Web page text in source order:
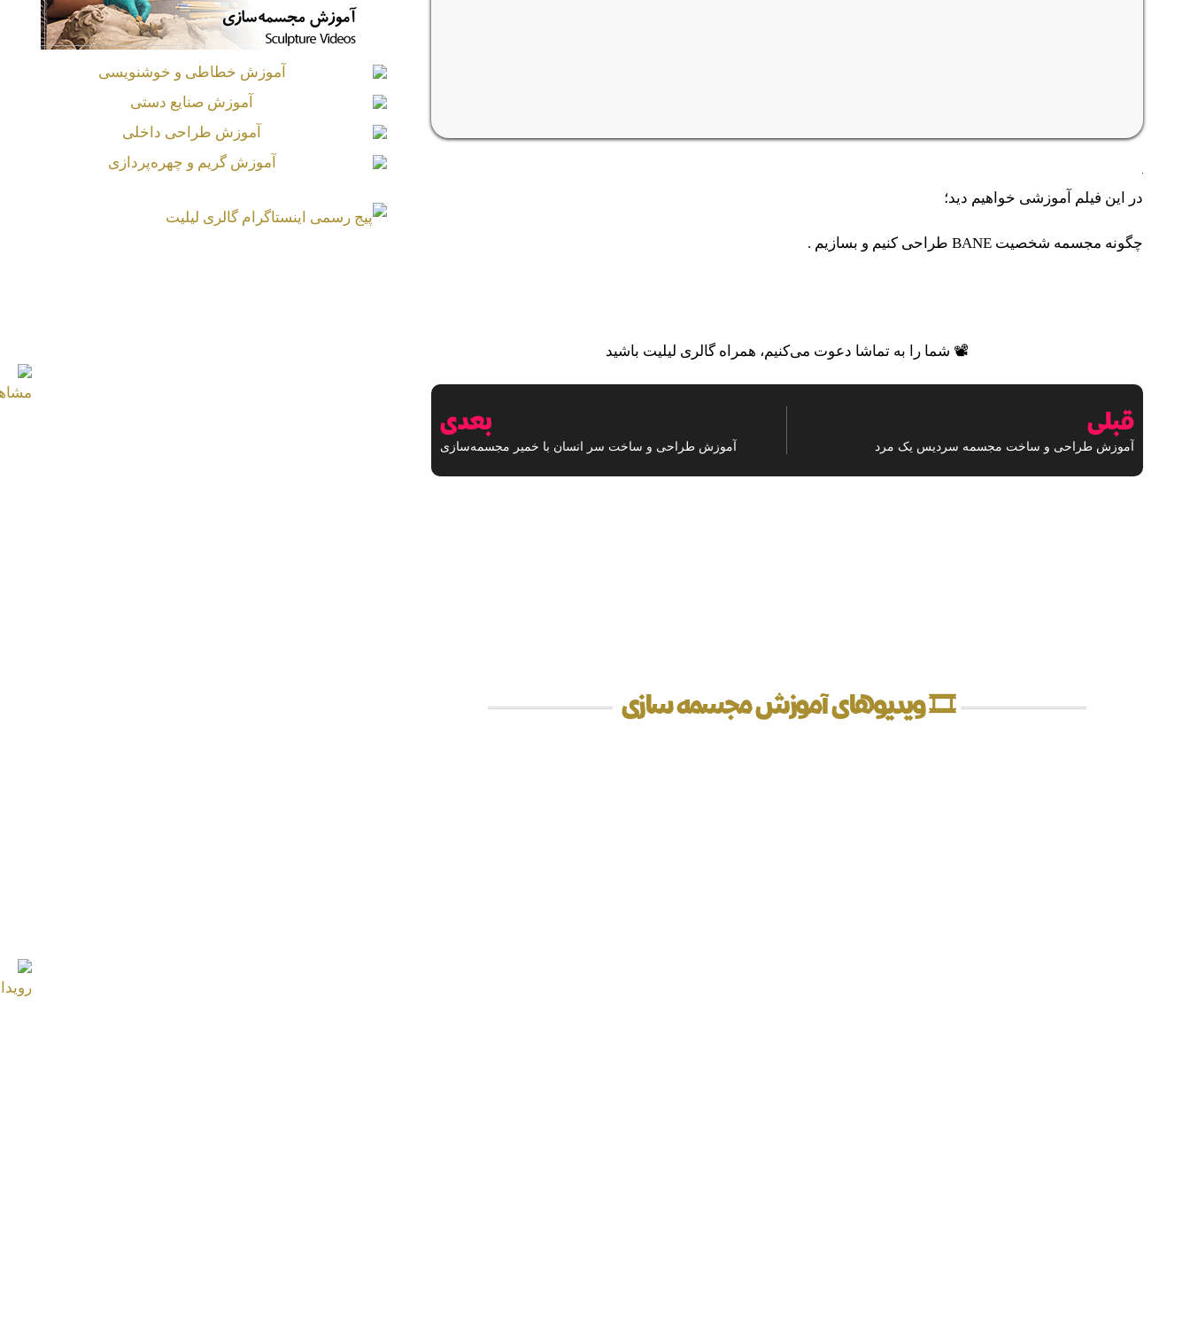
در این فیلم آموزشی خواهیم دید؛
چگونه مجسمه شخصیت BANE طراحی کنیم و بسازیم .
📽 شما را به تماشا دعوت می‌کنیم، همراه گالری لیلیت باشید
قبلی
آموزش طراحی و ساخت مجسمه سردیس یک مرد
بعدی
آموزش طراحی و ساخت سر انسان با خمیر مجسمه‌سازی
🎞️ ویدیوهای آموزش مجسمه سازی